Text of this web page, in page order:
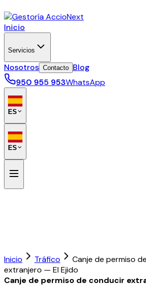
Inicio
Servicios
Nosotros Contacto Blog
950 955 953WhatsApp
ES
ES
Inicio Tráfico
Canje de permiso
extranjero — El Ejido
Canje de permiso de conducir